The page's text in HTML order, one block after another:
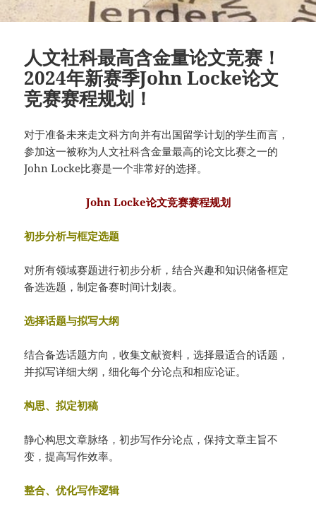
人文社科最高含金量论文竞赛！
2024年新赛季John Locke论文
竞赛赛程规划！
对于准备未来走文科方向并有出国留学计划的学生而言，
参加这一被称为人文社科含金量最高的论文比赛之一的
John Locke比赛是一个非常好的选择。
John Locke论文竞赛赛程规划
初步分析与框定选题
对所有领域赛题进行初步分析，结合兴趣和知识储备框定
备选选题，制定备赛时间计划表。
选择话题与拟写大纲
结合备选话题方向，收集文献资料，选择最适合的话题，
并拟写详细大纲，细化每个分论点和相应论证。
构思、拟定初稿
静心构思文章脉络，初步写作分论点，保持文章主旨不
变，提高写作效率。
整合、优化写作逻辑